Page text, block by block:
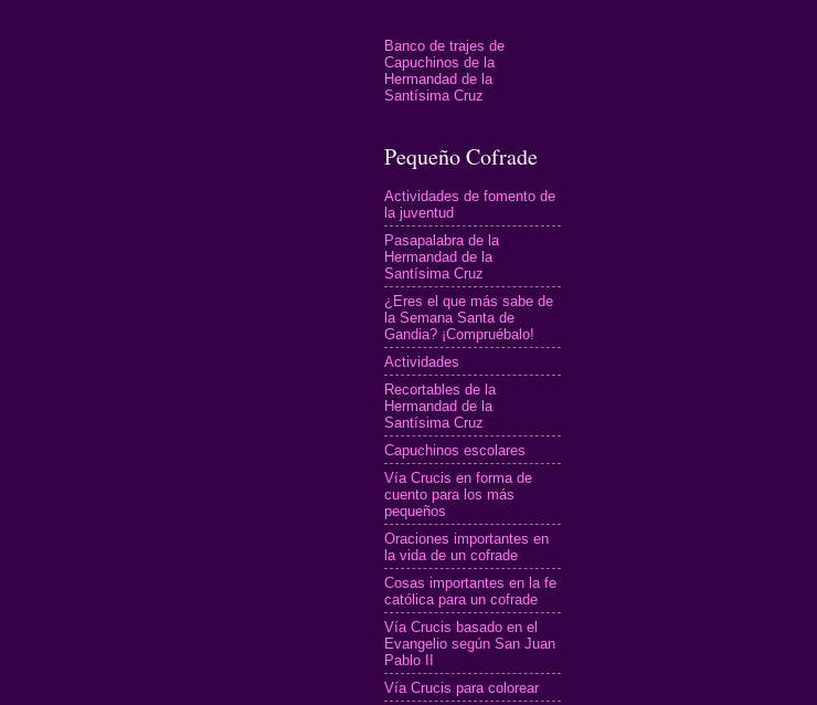
Banco de trajes de
Capuchinos de la
Hermandad de la
Santísima Cruz
Pequeño Cofrade
Actividades de fomento de
la juventud
Pasapalabra de la
Hermandad de la
Santísima Cruz
¿Eres el que más sabe de
la Semana Santa de
Gandia? ¡Compruébalo!
Actividades
Recortables de la
Hermandad de la
Santísima Cruz
Capuchinos escolares
Vía Crucis en forma de
cuento para los más
pequeños
Oraciones importantes en
la vida de un cofrade
Cosas importantes en la fe
católica para un cofrade
Vía Crucis basado en el
Evangelio según San Juan
Pablo II
Vía Crucis para colorear